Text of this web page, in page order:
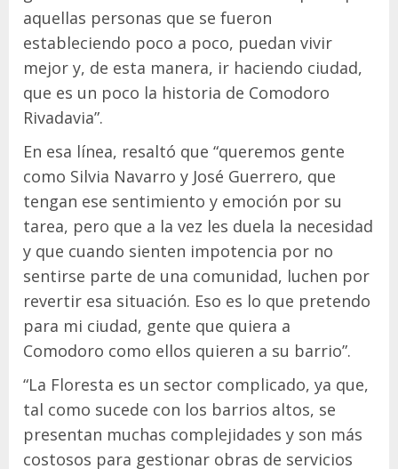
aquellas personas que se fueron
estableciendo poco a poco, puedan vivir
mejor y, de esta manera, ir haciendo ciudad,
que es un poco la historia de Comodoro
Rivadavia”.
En esa línea, resaltó que “queremos gente
como Silvia Navarro y José Guerrero, que
tengan ese sentimiento y emoción por su
tarea, pero que a la vez les duela la necesidad
y que cuando sienten impotencia por no
sentirse parte de una comunidad, luchen por
revertir esa situación. Eso es lo que pretendo
para mi ciudad, gente que quiera a
Comodoro como ellos quieren a su barrio”.
“La Floresta es un sector complicado, ya que,
tal como sucede con los barrios altos, se
presentan muchas complejidades y son más
costosos para gestionar obras de servicios